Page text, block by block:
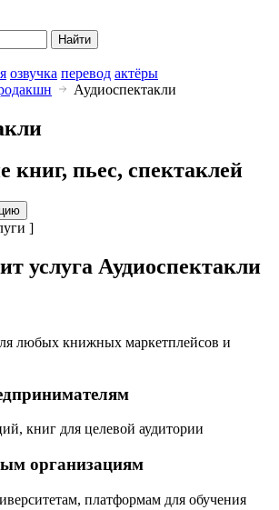
Найти
озвучка перевод актёры
Аудиоспектакли
книг, пьес, спектаклей
]
услуга Аудиоспектакли
любых книжных маркетплейсов и
книг для целевой аудитории
организациям
платформам для обучения